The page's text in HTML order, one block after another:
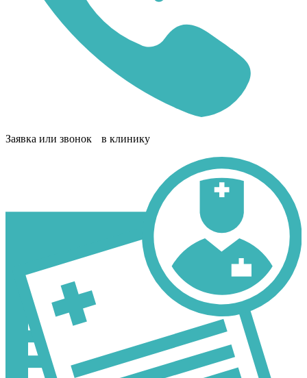
Заявка или звонок в клинику